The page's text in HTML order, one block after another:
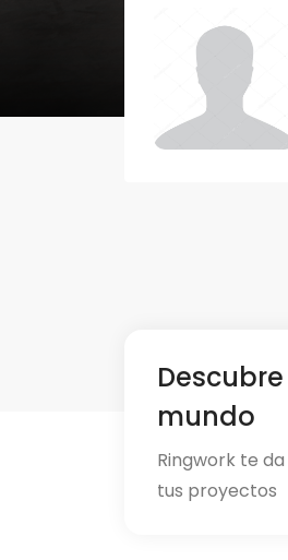
mundo
Ringwork te
tus proyectos